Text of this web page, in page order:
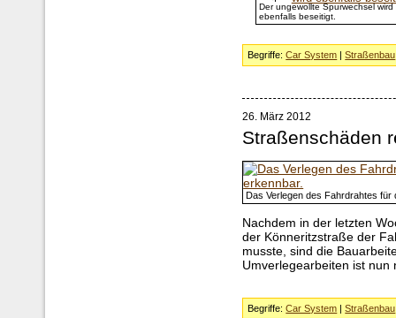
Der ungewollte Spurwechsel wird
ebenfalls beseitigt.
Begriffe:Car System |Straßenbau
26. März 2012
Straßenschäden
Das Verlegen des Fahrdrahtes
Nachdem in der letzten
der Könneritzstraße der
musste, sind die
Umverlegearbeiten ist
Begriffe:Car System |Straßenbau